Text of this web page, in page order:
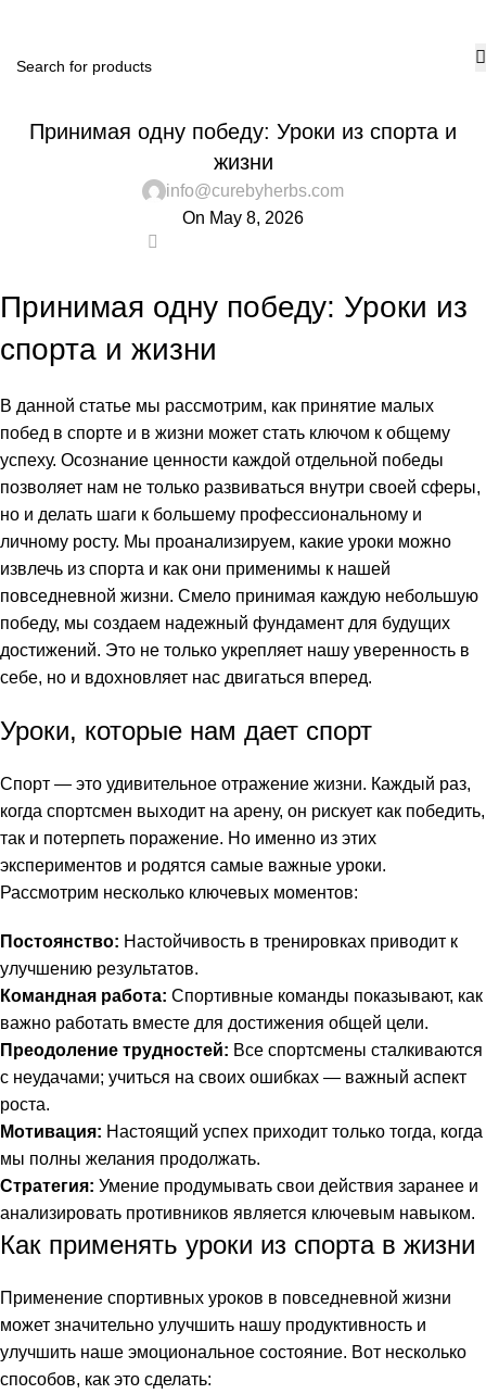
Принимая одну победу: Уроки из спорта и
жизни
info@curebyherbs.com
On May 8, 2026
Принимая одну победу: Уроки из
спорта и жизни
В данной статье мы рассмотрим, как принятие малых
побед в спорте и в жизни может стать ключом к общему
успеху. Осознание ценности каждой отдельной победы
позволяет нам не только развиваться внутри своей сферы,
но и делать шаги к большему профессиональному и
личному росту. Мы проанализируем, какие уроки можно
извлечь из спорта и как они применимы к нашей
повседневной жизни. Смело принимая каждую небольшую
победу, мы создаем надежный фундамент для будущих
достижений. Это не только укрепляет нашу уверенность в
себе, но и вдохновляет нас двигаться вперед.
Уроки, которые нам дает спорт
Спорт — это удивительное отражение жизни. Каждый раз,
когда спортсмен выходит на арену, он рискует как победить,
так и потерпеть поражение. Но именно из этих
экспериментов и родятся самые важные уроки.
Рассмотрим несколько ключевых моментов:
Постоянство: Настойчивость в тренировках приводит к
улучшению результатов.
Командная работа: Спортивные команды показывают, как
важно работать вместе для достижения общей цели.
Преодоление трудностей: Все спортсмены сталкиваются
с неудачами; учиться на своих ошибках — важный аспект
роста.
Мотивация: Настоящий успех приходит только тогда, когда
мы полны желания продолжать.
Стратегия: Умение продумывать свои действия заранее и
анализировать противников является ключевым навыком.
Как применять уроки из спорта в жизни
Применение спортивных уроков в повседневной жизни
может значительно улучшить нашу продуктивность и
улучшить наше эмоциональное состояние. Вот несколько
способов, как это сделать: